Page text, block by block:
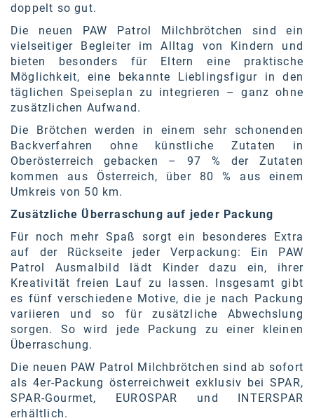
smart
Smile Österreich
Strategie Austria
Strategy&
TEDAI
TheVentury
vivo
WALTER GROUP
WEB Windenergie AG
WEconomy - Diversity works!
Calle Libre
ÖZSV
Media
doppelt so gut.
Die neuen PAW Patrol Milchbrötchen sind ein
vielseitiger Begleiter im Alltag von Kindern und
bieten besonders für Eltern eine praktische
Möglichkeit, eine bekannte Lieblingsfigur in den
täglichen Speiseplan zu integrieren – ganz ohne
zusätzlichen Aufwand.
Die Brötchen werden in einem sehr schonenden
Backverfahren ohne künstliche Zutaten in
Oberösterreich gebacken – 97 % der Zutaten
kommen aus Österreich, über 80 % aus einem
Umkreis von 50 km.
Zusätzliche Überraschung auf jeder Packung
Für noch mehr Spaß sorgt ein besonderes Extra
auf der Rückseite jeder Verpackung: Ein PAW
Patrol Ausmalbild lädt Kinder dazu ein, ihrer
Kreativität freien Lauf zu lassen. Insgesamt gibt
es fünf verschiedene Motive, die je nach Packung
variieren und so für zusätzliche Abwechslung
sorgen. So wird jede Packung zu einer kleinen
Überraschung.
Die neuen PAW Patrol Milchbrötchen sind ab sofort
als 4er-Packung österreichweit exklusiv bei SPAR,
SPAR-Gourmet, EUROSPAR und INTERSPAR
erhältlich.